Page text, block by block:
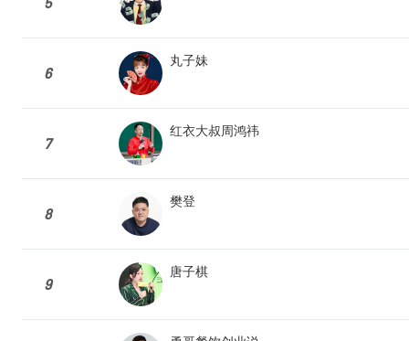
6
丸子妹
7
红衣大叔周鸿祎
8
樊登
9
唐子棋